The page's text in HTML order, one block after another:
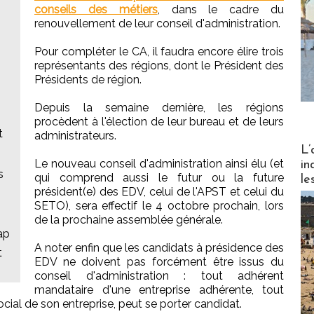
conseils des métiers, dans le cadre du
renouvellement de leur conseil d'administration.
Pour compléter le CA, il faudra encore élire trois
représentants des régions, dont le Président des
Présidents de région.
Depuis la semaine dernière, les régions
procèdent à l'élection de leur bureau et de leurs
administrateurs.
Le nouveau conseil d'administration ainsi élu (et
qui comprend aussi le futur ou la future
président(e) des EDV, celui de l'APST et celui du
SETO), sera effectif le 4 octobre prochain, lors
de la prochaine assemblée générale.
A noter enfin que les candidats à présidence des
EDV ne doivent pas forcément être issus du
conseil d'administration : tout adhérent
mandataire d'une entreprise adhérente, tout
de son entreprise, peut se porter candidat.